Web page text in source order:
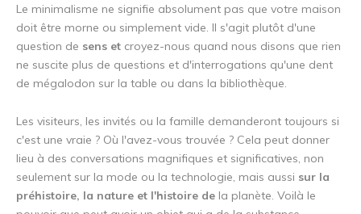
Le minimalisme ne signifie absolument pas que votre maison
doit être morne ou simplement vide. Il s'agit plutôt d'une
question de sens et croyez-nous quand nous disons que rien
ne suscite plus de questions et d'interrogations qu'une dent
de mégalodon sur la table ou dans la bibliothèque.
Les visiteurs, les invités ou la famille demanderont toujours si
c'est une vraie ? Où l'avez-vous trouvée ? Cela peut donner
lieu à des conversations magnifiques et significatives, non
seulement sur la mode ou la technologie, mais aussi sur la
préhistoire, la nature et l'histoire de la planète. Voilà le